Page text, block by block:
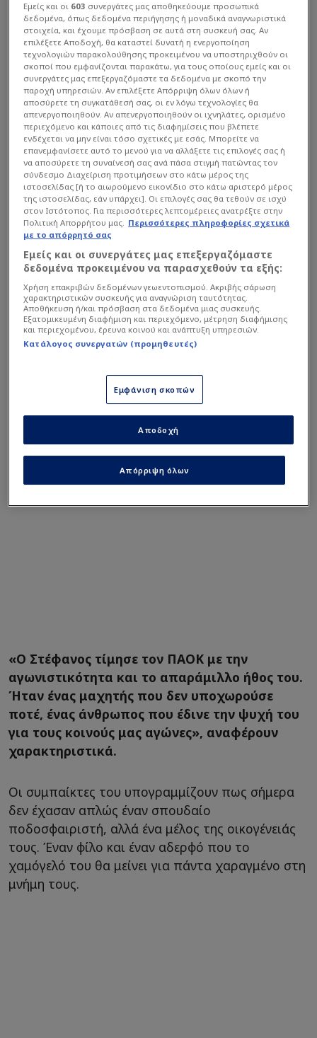
«Ένας αδερφός μέσα στα γήπεδα και στη
ζωή»
Διαβάστε επίσης...
«Ποιος είσαι; Ο
Μπορμπόκης είσαι;»
Δικεφάλου δεν στάθηκαν μόνο στις
ποδοσφαιρικές αρετές του Στέφανου, αλλά
κυρίως στον σπάνιο χαρακτήρα του.
«Ο Στέφανος τίμησε τον ΠΑΟΚ με την
αγωνιστικότητα και το απαράμιλλο ήθος του.
Ήταν ένας μαχητής που δεν υποχωρούσε
ποτέ, ένας άνθρωπος που έδινε την ψυχή του
για τους κοινούς μας αγώνες», αναφέρουν
χαρακτηριστικά.
Οι συμπαίκτες του υπογραμμίζουν πως σήμερα
δεν έχασαν απλώς έναν σπουδαίο
ποδοσφαιριστή, αλλά ένα μέλος της οικογένειάς
τους. Έναν φίλο και έναν αδερφό που το
χαμόγελό του θα μείνει για πάντα χαραγμένο στη
μνήμη τους.
Εμείς και οι 603 συνεργάτες μας αποθηκεύουμε προσωπικά
δεδομένα, όπως δεδομένα περιήγησης ή μοναδικά αναγνωριστικά
στοιχεία, και έχουμε πρόσβαση σε αυτά στη συσκευή σας. Αν
επιλέξετε Αποδοχή, θα καταστεί δυνατή η ενεργοποίηση
τεχνολογιών παρακολούθησης προκειμένου να υποστηριχθούν οι
σκοποί που εμφανίζονται παρακάτω, για τους οποίους εμείς και οι
συνεργάτες μας επεξεργαζόμαστε τα δεδομένα με σκοπό την
παροχή υπηρεσιών. Αν επιλέξετε Απόρριψη όλων όλων ή
αποσύρετε τη συγκατάθεσή σας, οι εν λόγω τεχνολογίες θα
απενεργοποιηθούν. Αν απενεργοποιηθούν οι ιχνηλάτες, ορισμένο
περιεχόμενο και κάποιες από τις διαφημίσεις που βλέπετε
ενδέχεται να μην είναι τόσο σχετικές με εσάς. Μπορείτε να
επανεμφανίσετε αυτό το μενού για να αλλάξετε τις επιλογές σας ή
να αποσύρετε τη συναίνεσή σας ανά πάσα στιγμή πατώντας τον
σύνδεσμο Διαχείριση προτιμήσεων στο κάτω μέρος της
ιστοσελίδας [ή το αιωρούμενο εικονίδιο στο κάτω αριστερό μέρος
της ιστοσελίδας, εάν υπάρχει]. Οι επιλογές σας θα τεθούν σε ισχύ
στον Ιστότοπος. Για περισσότερες λεπτομέρειες ανατρέξτε στην
Πολιτική Απορρήτου μας. Περισσότερες πληροφορίες σχετικά
με το απόρρητό σας
Εμείς και οι συνεργάτες μας επεξεργαζόμαστε
δεδομένα προκειμένου να παρασχεθούν τα εξής:
Χρήση επακριβών δεδομένων γεωεντοπισμού. Ακριβής σάρωση
χαρακτηριστικών συσκευής για αναγνώριση ταυτότητας.
Αποθήκευση ή/και πρόσβαση στα δεδομένα μιας συσκευής.
Εξατομικευμένη διαφήμιση και περιεχόμενο, μέτρηση διαφήμισης
και περιεχομένου, έρευνα κοινού και ανάπτυξη υπηρεσιών.
Κατάλογος συνεργατών (προμηθευτές)
Εμφάνιση σκοπών
Απόρριψη όλων
Αποδοχή